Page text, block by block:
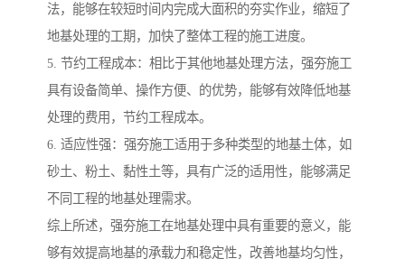
法，能够在较短时间内完成大面积的夯实作业，缩短了
地基处理的工期，加快了整体工程的施工进度。
5. 节约工程成本：相比于其他地基处理方法，强夯施工
具有设备简单、操作方便、的优势，能够有效降低地基
处理的费用，节约工程成本。
6. 适应性强：强夯施工适用于多种类型的地基土体，如
砂土、粉土、黏性土等，具有广泛的适用性，能够满足
不同工程的地基处理需求。
综上所述，强夯施工在地基处理中具有重要的意义，能
够有效提高地基的承载力和稳定性，改善地基均匀性，